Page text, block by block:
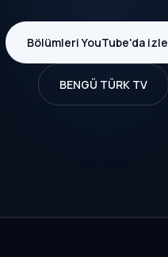
Bölümleri YouTube'da izle
BENGÜ TÜRK TV